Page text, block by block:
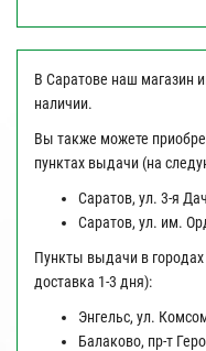
В Саратове наш магазин
наличии.
Вы также можете
пунктах выдачи (на
Саратов, ул. 3-я
Саратов, ул. им.
Пункты выдачи в городах
доставка 1-3 дня):
Энгельс, ул.
Балаково, пр-т